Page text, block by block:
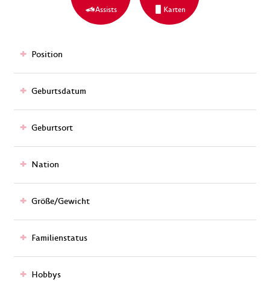
Assists Karten
Position
Geburtsdatum
Geburtsort
Nation
Größe/Gewicht
Familienstatus
Hobbys